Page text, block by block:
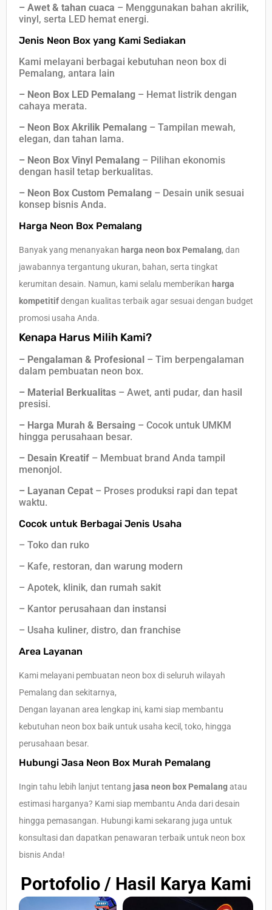
– Awet & tahan cuaca – Menggunakan bahan akrilik,
vinyl, serta LED hemat energi.
Jenis Neon Box yang Kami Sediakan
Kami melayani berbagai kebutuhan neon box di
Pemalang, antara lain
– Neon Box LED Pemalang – Hemat listrik dengan
cahaya merata.
– Neon Box Akrilik Pemalang – Tampilan mewah,
elegan, dan tahan lama.
– Neon Box Vinyl Pemalang – Pilihan ekonomis
dengan hasil tetap berkualitas.
– Neon Box Custom Pemalang – Desain unik sesuai
konsep bisnis Anda.
Harga Neon Box Pemalang
Banyak yang menanyakan harga neon box Pemalang, dan
jawabannya tergantung ukuran, bahan, serta tingkat
kerumitan desain. Namun, kami selalu memberikan harga
kompetitifdengan kualitas terbaik agar sesuai dengan budget
promosi usaha Anda.
Kenapa Harus Milih Kami?
– Pengalaman & Profesional – Tim berpengalaman
dalam pembuatan neon box.
– Material Berkualitas – Awet, anti pudar, dan hasil
presisi.
– Harga Murah & Bersaing – Cocok untuk UMKM
hingga perusahaan besar.
– Desain Kreatif – Membuat brand Anda tampil
menonjol.
– Layanan Cepat – Proses produksi rapi dan tepat
waktu.
Cocok untuk Berbagai Jenis Usaha
– Toko dan ruko
– Kafe, restoran, dan warung modern
– Apotek, klinik, dan rumah sakit
– Kantor perusahaan dan instansi
– Usaha kuliner, distro, dan franchise
Area Layanan
Kami melayani pembuatan neon box di seluruh wilayah
Pemalang dan sekitarnya,
Dengan layanan area lengkap ini, kami siap membantu
kebutuhan neon box baik untuk usaha kecil, toko, hingga
perusahaan besar.
Hubungi Jasa Neon Box Murah Pemalang
Ingin tahu lebih lanjut tentang jasa neon box Pemalangatau
estimasi harganya? Kami siap membantu Anda dari desain
hingga pemasangan. Hubungi kami sekarang juga untuk
konsultasi dan dapatkan penawaran terbaik untuk neon box
bisnis Anda!
Portofolio / Hasil Karya Kami